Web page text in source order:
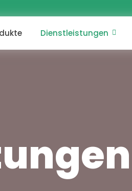
Dienstleistungen